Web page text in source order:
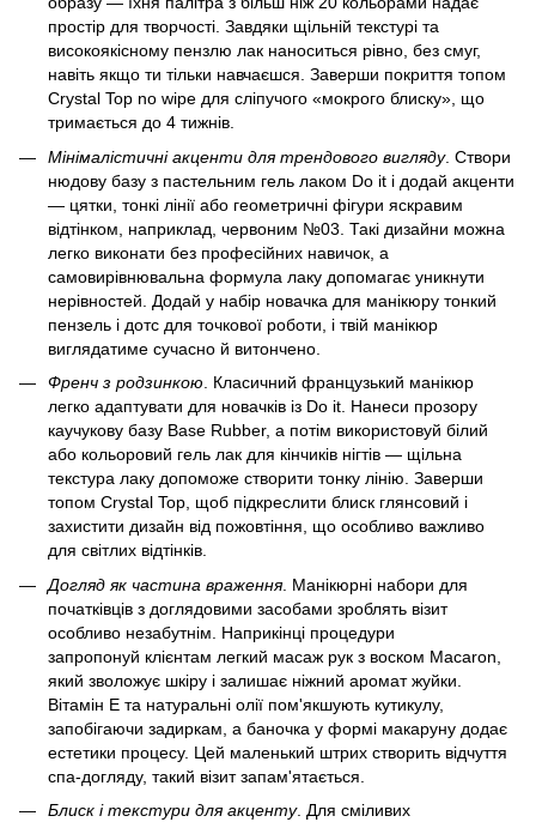
простір для творчості. Завдяки щільній текстурі та
високоякісному пензлю лак наноситься рівно, без смуг,
навіть якщо ти тільки навчаєшся. Заверши покриття топом
Crystal Top no wipe для сліпучого «мокрого блиску», що
тримається до 4 тижнів.
Мінімалістичні акценти для трендового вигляду. Створи
нюдову базу з пастельним гель лаком Do it і додай акценти
— цятки, тонкі лінії або геометричні фігури яскравим
відтінком, наприклад, червоним №03. Такі дизайни можна
легко виконати без професійних навичок, а
самовирівнювальна формула лаку допомагає уникнути
нерівностей. Додай у набір новачка для манікюру тонкий
пензель і дотс для точкової роботи, і твій манікюр
виглядатиме сучасно й витончено.
Френч з родзинкою . Класичний французький манікюр
легко адаптувати для новачків із Do it. Нанеси прозору
каучукову базу Base Rubber, а потім використовуй білий
або кольоровий гель лак для кінчиків нігтів — щільна
текстура лаку допоможе створити тонку лінію. Заверши
топом Crystal Top, щоб підкреслити блиск глянсовий і
захистити дизайн від пожовтіння, що особливо важливо
для світлих відтінків.
Догляд як частина враження. Манікюрні набори для
початківців з доглядовими засобами зроблять візит
особливо незабутнім. Наприкінці процедури
запропонуй клієнтам легкий масаж рук з воском Macaron,
який зволожує шкіру і залишає ніжний аромат жуйки.
Вітамін Е та натуральні олії пом'якшують кутикулу,
запобігаючи задиркам, а баночка у формі макаруну додає
естетики процесу. Цей маленький штрих створить відчуття
спа-догляду, такий візит запам'ятається.
Блиск і текстури для акценту. Для сміливих